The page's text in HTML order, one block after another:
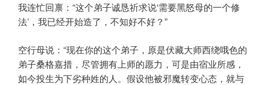
我连忙回禀：“这个弟子诚恳祈求说‘需要黑怒母的一个修
法’，我已经开始造了，不知好不好？”
空行母说：“现在你的这个弟子，原是伏藏大师西绕哦色的
弟子桑格嘉措，尽管拥有上师的愿力，可是由宿业所感，
如今投生为下劣种姓的人。假设他被邪魔转变心态，就与